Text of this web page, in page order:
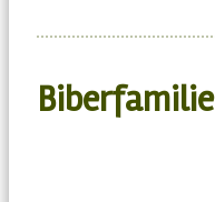
Biberfamilie